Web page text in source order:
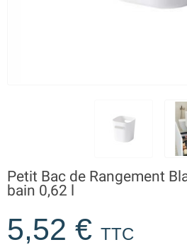
Petit Bac de Rangement
bain 0,62 l
5,52 € TTC